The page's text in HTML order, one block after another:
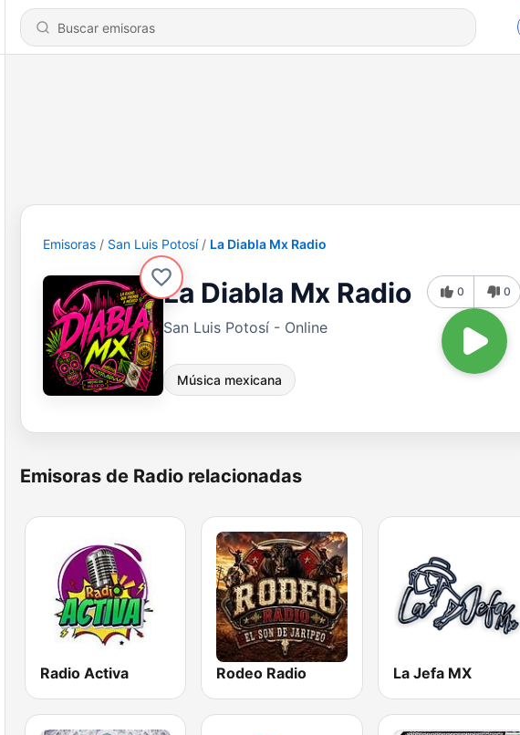
Emisoras San Luis Potosí La Diabla Mx Radio
La Diabla Mx Radio
San Luis Potosí - Online
Música mexicana
0 0
Emisoras de Radio relacionadas
Radio Activa Rodeo Radio La Jefa MX